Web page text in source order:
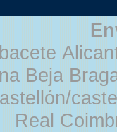
Beja
Real